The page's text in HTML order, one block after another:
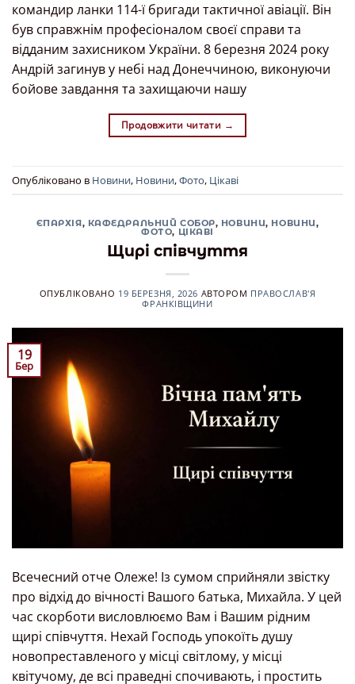
командир ланки 114-ї бригади тактичної авіації. Він
був справжнім професіоналом своєї справи та
відданим захисником України. 8 березня 2024 року
Андрій загинув у небі над Донеччиною, виконуючи
бойове завдання та захищаючи нашу
Продовжити читати →
Опубліковано в Новини, Новини,Фото, Цікаві
ЄПАРХІЯ, КАФЕДРАЛЬНИЙ СОБОР, НОВИНИ, НОВИНИ,
ФОТО, ЦІКАВІ
Щирі співчуття
ОПУБЛІКОВАНО 19 БЕРЕЗНЯ, 2026 АВТОРОМ ПРАВОСЛАВ'Я
ФРАНКІВЩИНИ
19
Бер
Всечесний отче Олеже! Із сумом сприйняли звістку
про відхід до вічності Вашого батька, Михайла. У цей
час скорботи висловлюємо Вам і Вашим рідним
щирі співчуття. Нехай Господь упокоїть душу
новопреставленого у місці світлому, у місці
квітучому, де всі праведні спочивають, і простить